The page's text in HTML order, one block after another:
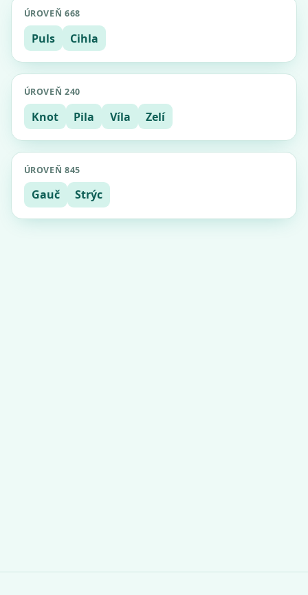
ÚROVEŇ 668
Puls Cihla
ÚROVEŇ 240
Knot Pila Víla Zelí
ÚROVEŇ 845
Gauč Strýc